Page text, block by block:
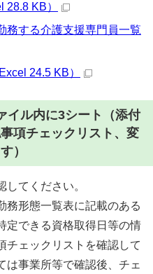
KB）
務する介護支援専門員一覧
24.5 KB）
イル内に3シート（添付
項チェックリスト、変
）
てください。
務形態一覧表に記載のある
定できる資格取得日等の情
チェックリストを確認して
は事業所等で確認後、チェ